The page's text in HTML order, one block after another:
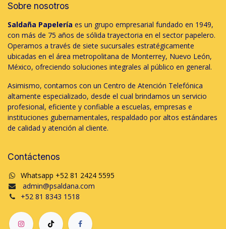
Sobre nosotros
Saldaña Papelería es un grupo empresarial fundado en 1949,
con más de 75 años de sólida trayectoria en el sector papelero.
Operamos a través de siete sucursales estratégicamente
ubicadas en el área metropolitana de Monterrey, Nuevo León,
México, ofreciendo soluciones integrales al público en general.
Asimismo, contamos con un Centro de Atención Telefónica
altamente especializado, desde el cual brindamos un servicio
profesional, eficiente y confiable a escuelas, empresas e
instituciones gubernamentales, respaldado por altos estándares
de calidad y atención al cliente.
Contáctenos
Whatsapp +52 81 2424 5595
admin@psaldana.com
+52 81 8343 1518